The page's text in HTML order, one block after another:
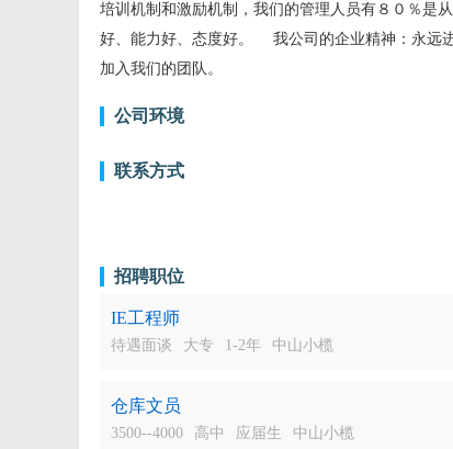
培训机制和激励机制，我们的管理人员有８０％
好、能力好、态度好。 我公司的企业精神：永远
加入我们的团队。
公司环境
联系方式
招聘职位
IE工程师
待遇面谈
大专 1-2年 中山小榄
仓库文员
3500--4000
高中 应届生 中山小榄